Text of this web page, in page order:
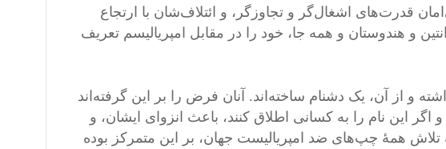
قدرت‌های اشغال‌گر و تجاوزگر، و ائتلاف‌شان با ارتجاع
و هندوستان و همه جا، خود را در مقابل امپریالیسم تعریف
و از آن، یک دشنام ساخته‌اند. آنان فرض را بر این گرفته‌اند
این نام را به کسانی اطلاق کنند، باعث انزوای ایشان، و
تلاش همۀ چپ‌های ضد امپریالیست جهان، بر این متمرکز بوده